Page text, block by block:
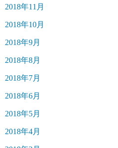
2018年11月
2018年10月
2018年9月
2018年8月
2018年7月
2018年6月
2018年5月
2018年4月